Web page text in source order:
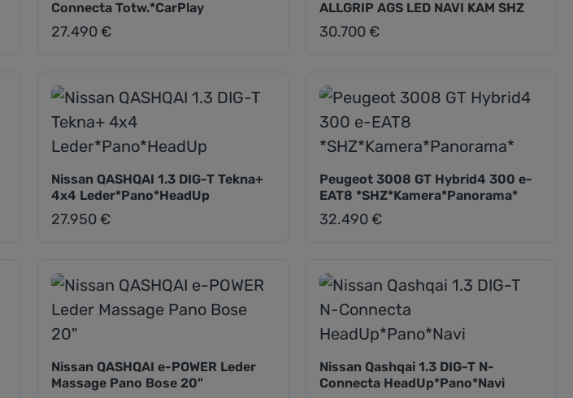
Connecta Totw.*CarPlay
Regulärer Preis:
27.490 €
ALLGRIP AGS LED NAVI KAM SHZ
Regulärer Preis:
30.700 €
Nissan QASHQAI 1.3 DIG-T Tekna+
4x4 Leder*Pano*HeadUp
Regulärer Preis:
27.950 €
Peugeot 3008 GT Hybrid4 300 e-
EAT8 *SHZ*Kamera*Panorama*
Regulärer Preis:
32.490 €
Nissan QASHQAI e-POWER Leder
Massage Pano Bose 20"
Nissan Qashqai 1.3 DIG-T N-
Connecta HeadUp*Pano*Navi